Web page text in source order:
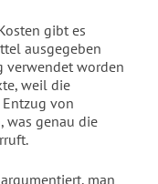
gibt es
ausgegeben
verwendet worden
weil die
von
was genau die
man